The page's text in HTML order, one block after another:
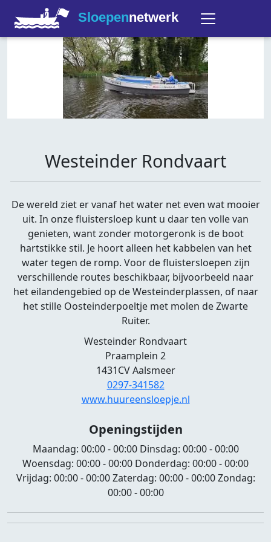
Sloepennetwerk
Westeinder Rondvaart
De wereld ziet er vanaf het water net even wat mooier
uit. In onze fluistersloep kunt u daar ten volle van
genieten, want zonder motorgeronk is de boot
hartstikke stil. Je hoort alleen het kabbelen van het
water tegen de romp. Voor de fluistersloepen zijn
verschillende routes beschikbaar, bijvoorbeeld naar
het eilandengebied op de Westeinderplassen, of naar
het stille Oosteinderpoeltje met molen de Zwarte
Ruiter.
Westeinder Rondvaart
Praamplein 2
1431CV Aalsmeer
0297-341582
www.huureensloepje.nl
Openingstijden
Maandag: 00:00 - 00:00Dinsdag: 00:00 - 00:00
Woensdag: 00:00 - 00:00 Donderdag: 00:00 - 00:00
Vrijdag: 00:00 - 00:00Zaterdag: 00:00 - 00:00Zondag:
00:00 - 00:00